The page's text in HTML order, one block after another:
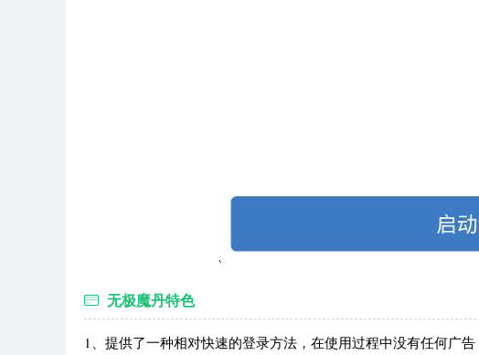
无极魔丹特色
1、提供了一种相对快速的登录方法，在使用过程中没有任何广告